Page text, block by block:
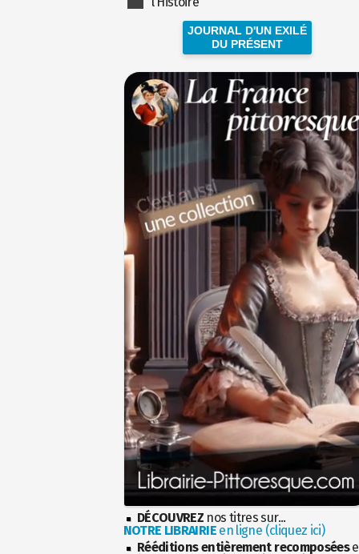
JOURNAL D'UN EXILÉ
DU PRÉSENT
DÉCOUVREZ nos titres sur...
NOTRE LIBRAIRIEen ligne (cliquez ici)
Rééditions entièrement recomposées